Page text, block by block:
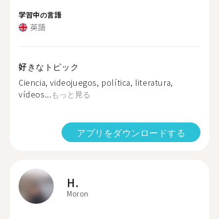
学習中の言語
英語
好きなトピック
Ciencia, videojuegos, política, literatura,
vídeos...もっと見る
アプリをダウンロードする
H.
Moron